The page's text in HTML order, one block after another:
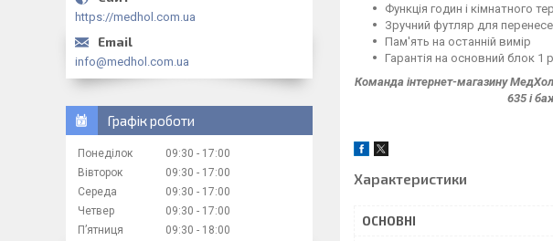
Функція годин і кімнатного
Зручний футляр для
Пам'ять на останній вимір
Гарантія на основний блок 1
Команда інтернет-магазину
635 і
Характеристики
ОСНОВНІ
https://medhol.com.ua
info@medhol.com.ua
Графік роботи
Понеділок 09:30
17:00
Вівторок
09:30
17:00
Середа
09:30
17:00
Четвер
09:30
17:00
Пʼятниця
09:30
18:00